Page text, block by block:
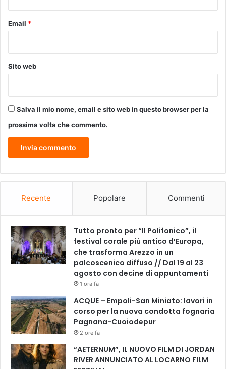
Email *
Sito web
Salva il mio nome, email e sito web in questo browser per la
prossima volta che commento.
Recente Popolare Commenti
Tutto pronto per “Il Polifonico”, il
festival corale più antico d’Europa,
che trasforma Arezzo in un
palcoscenico diffuso // Dal 19 al 23
agosto con decine di appuntamenti
1 ora fa
ACQUE – Empoli-San Miniato: lavori in
corso per la nuova condotta fognaria
Pagnana-Cuoiodepur
2 ore fa
“AETERNUM”, IL NUOVO FILM DI JORDAN
RIVER ANNUNCIATO AL LOCARNO FILM